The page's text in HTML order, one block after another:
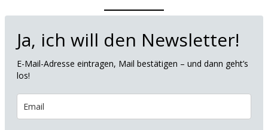
Ja, ich will den Newsletter!
E-Mail-Adresse eintragen, Mail bestätigen – und dann geht’s
los!